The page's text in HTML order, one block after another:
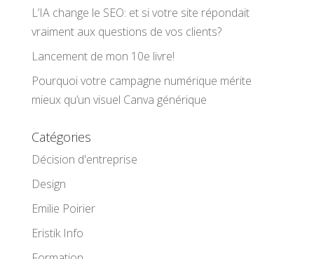
L’IA change le SEO: et si votre site répondait
vraiment aux questions de vos clients?
Lancement de mon 10e livre!
Pourquoi votre campagne numérique mérite
mieux qu’un visuel Canva générique
Catégories
Décision d'entreprise
Design
Emilie Poirier
Eristik Info